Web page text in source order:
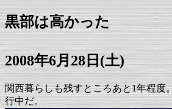
黒部は高かった
2008年6月28日(土)
関西暮らしも残すところあと1年程度
行中だ。